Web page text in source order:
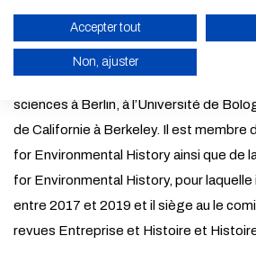
ACTIVER LE MODE
ANNULER
Louisiana State University (États-Unis)
d’Écologie Sociale de Vienne
chercheur invité à l’Institut Max Planck
sciences à Berlin, à l’Université de
de Californie à Berkeley. Il est membre
for Environmental History ainsi que de
for Environmental History, pour
entre 2017 et 2019 et il siège au le
revues Entreprise et Histoire et
Accepter tout
Non, ajuster